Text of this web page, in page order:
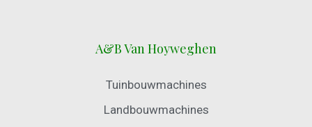
A&B Van Hoyweghen
Tuinbouwmachines
Landbouwmachines